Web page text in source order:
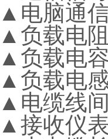
▲电脑通
▲负载电
▲负载电
▲负载电
▲电缆线
▲接收仪